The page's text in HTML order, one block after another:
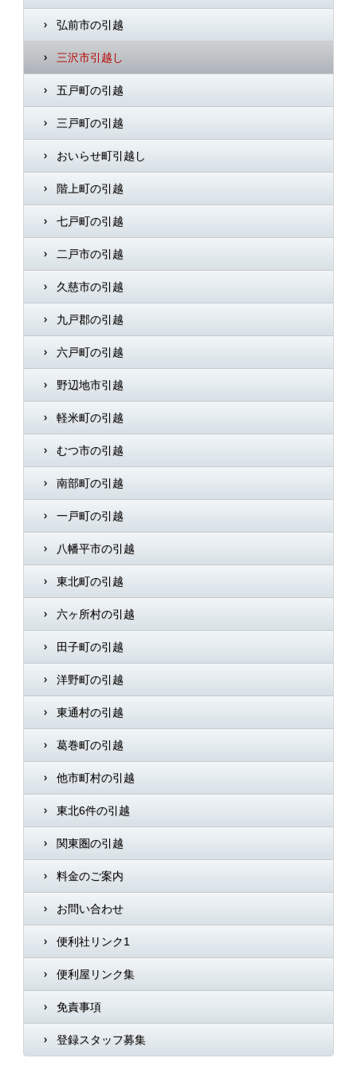
弘前市の引越
三沢市引越し
五戸町の引越
三戸町の引越
おいらせ町引越し
階上町の引越
七戸町の引越
二戸市の引越
久慈市の引越
九戸郡の引越
六戸町の引越
野辺地市引越
軽米町の引越
むつ市の引越
南部町の引越
一戸町の引越
八幡平市の引越
東北町の引越
六ヶ所村の引越
田子町の引越
洋野町の引越
東通村の引越
葛巻町の引越
他市町村の引越
東北6件の引越
関東圏の引越
料金のご案内
お問い合わせ
便利社リンク1
便利屋リンク集
免責事項
登録スタッフ募集